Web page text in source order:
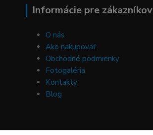
Informácie pre zákazníkov
O nás
Ako nakupovať
Obchodné podmienky
Fotogaléria
Kontakty
Blog